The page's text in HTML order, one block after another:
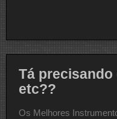
Tá
etc??
Os Melhores